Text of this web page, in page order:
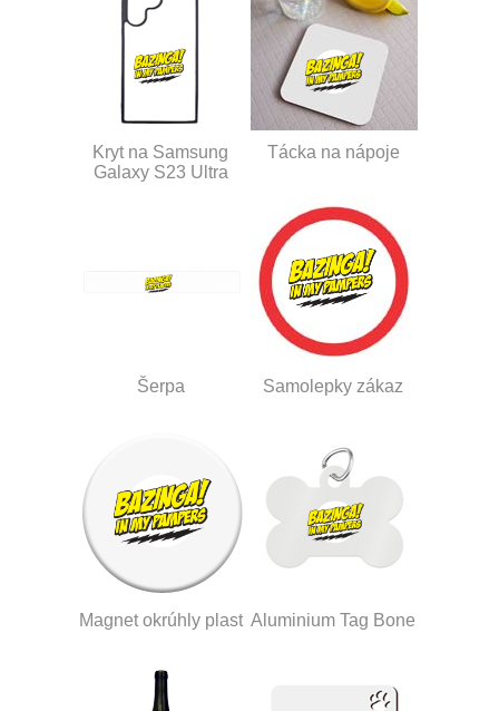
Kryt na Samsung
Galaxy S23 Ultra
Tácka na nápoje
Šerpa Samolepky zákaz
Magnet okrúhly plast Aluminium Tag Bone